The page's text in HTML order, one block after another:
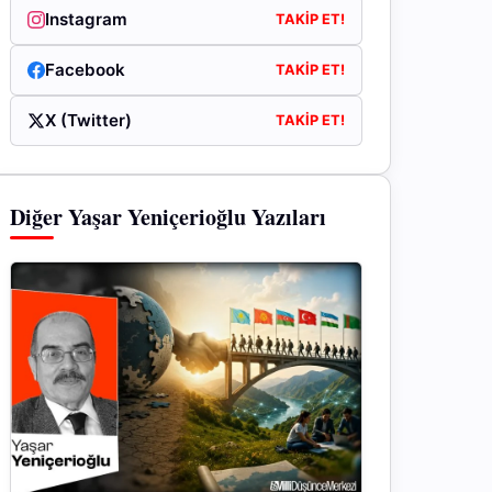
Instagram TAKIP ET!
Facebook TAKIP ET!
X (Twitter) TAKIP ET!
Diğer Yaşar Yeniçerioğlu Yazıları